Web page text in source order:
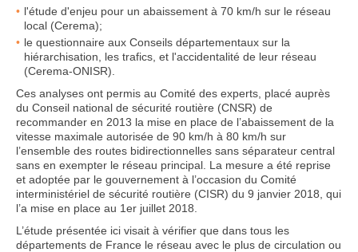
l'étude d'enjeu pour un abaissement à 70 km/h sur le réseau
local (Cerema);
le questionnaire aux Conseils départementaux sur la
hiérarchisation, les trafics, et l'accidentalité de leur réseau
(Cerema-ONISR).
Ces analyses ont permis au Comité des experts, placé auprès
du Conseil national de sécurité routière (CNSR) de
recommander en 2013 la mise en place de l’abaissement de la
vitesse maximale autorisée de 90 km/h à 80 km/h sur
l’ensemble des routes bidirectionnelles sans séparateur central
sans en exempter le réseau principal. La mesure a été reprise
et adoptée par le gouvernement à l’occasion du Comité
interministériel de sécurité routière (CISR) du 9 janvier 2018, qui
l’a mise en place au 1er juillet 2018.
L’étude présentée ici visait à vérifier que dans tous les
départements de France le réseau avec le plus de circulation ou